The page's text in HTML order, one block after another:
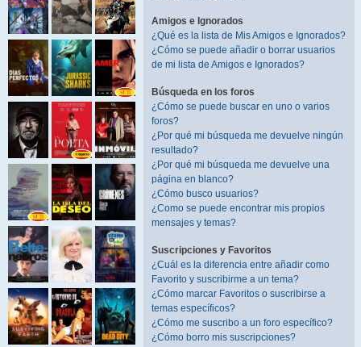
Amigos e Ignorados
¿Qué es la lista de Mis Amigos e Ignorados?
¿Cómo se puede añadir o borrar usuarios
de mi lista de Amigos e Ignorados?
Búsqueda en los foros
¿Cómo se puede buscar en uno o varios
foros?
¿Por qué mi búsqueda me devuelve ningún
resultado?
¿Por qué mi búsqueda me devuelve una
página en blanco?
¿Cómo busco usuarios?
¿Como se puede encontrar mis propios
mensajes y temas?
Suscripciones y Favoritos
¿Cuál es la diferencia entre añadir como
Favorito y suscribirme a un tema?
¿Cómo marcar Favoritos o suscribirse a
temas específicos?
¿Cómo me suscribo a un foro específico?
¿Cómo borro mis suscripciones?